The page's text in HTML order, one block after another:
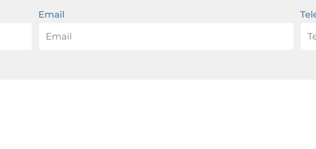
Email